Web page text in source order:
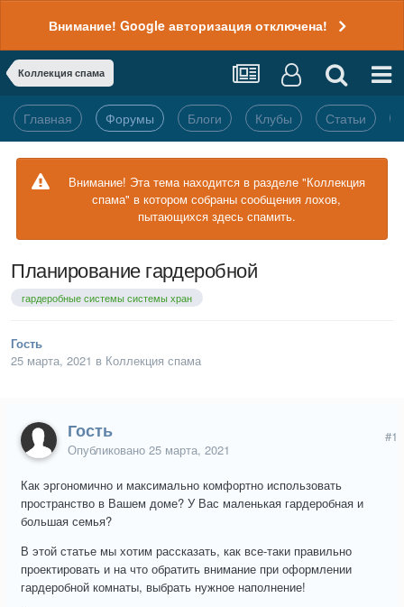
Внимание! Google авторизация отключена!
Коллекция спама
Главная Форумы Блоги Клубы Статьи
Внимание! Эта тема находится в разделе "Коллекция
спама" в котором собраны сообщения лохов,
пытающихся здесь спамить.
Планирование гардеробной
гардеробные системы системы хран
Гость
25 марта, 2021 в Коллекция спама
Гость
Опубликовано 25 марта, 2021
#1
Как эргономично и максимально комфортно использовать
пространство в Вашем доме? У Вас маленькая гардеробная и
большая семья?
В этой статье мы хотим рассказать, как все-таки правильно
проектировать и на что обратить внимание при оформлении
гардеробной комнаты, выбрать нужное наполнение!